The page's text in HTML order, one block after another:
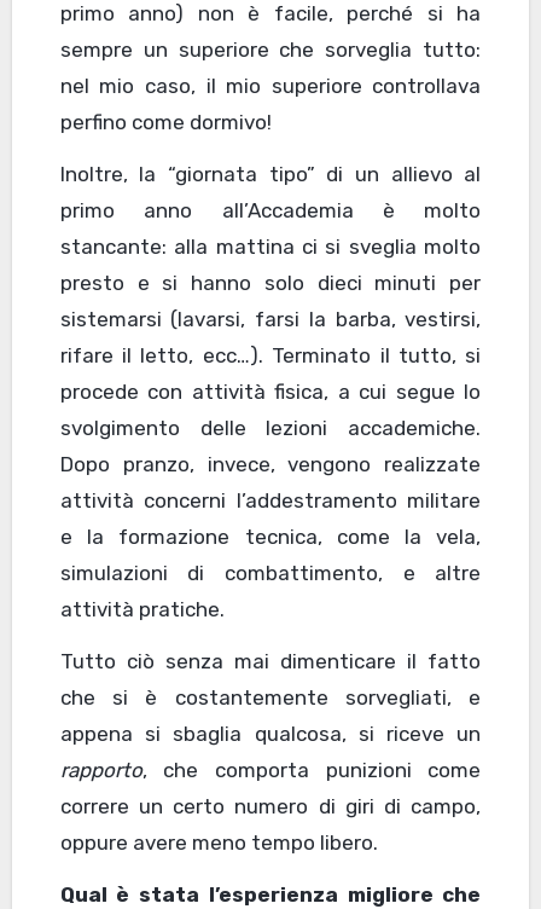
primo anno) non è facile, perché si ha
sempre un superiore che sorveglia tutto:
nel mio caso, il mio superiore controllava
perfino come dormivo!
Inoltre, la “giornata tipo” di un allievo al
primo anno all’Accademia è molto
stancante: alla mattina ci si sveglia molto
presto e si hanno solo dieci minuti per
sistemarsi (lavarsi, farsi la barba, vestirsi,
rifare il letto, ecc…). Terminato il tutto, si
procede con attività fisica, a cui segue lo
svolgimento delle lezioni accademiche.
Dopo pranzo, invece, vengono realizzate
attività concerni l’addestramento militare
e la formazione tecnica, come la vela,
simulazioni di combattimento, e altre
attività pratiche.
Tutto ciò senza mai dimenticare il fatto
che si è costantemente sorvegliati, e
appena si sbaglia qualcosa, si riceve un
rapporto, che comporta punizioni come
correre un certo numero di giri di campo,
oppure avere meno tempo libero.
Qual è stata l’esperienza migliore che